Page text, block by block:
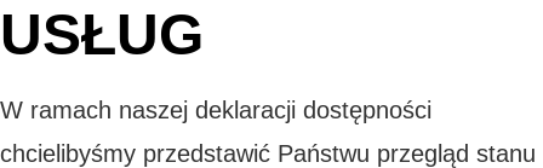
USŁUG
W ramach naszej deklaracji dostępności
chcielibyśmy przedstawić Państwu przegląd stanu